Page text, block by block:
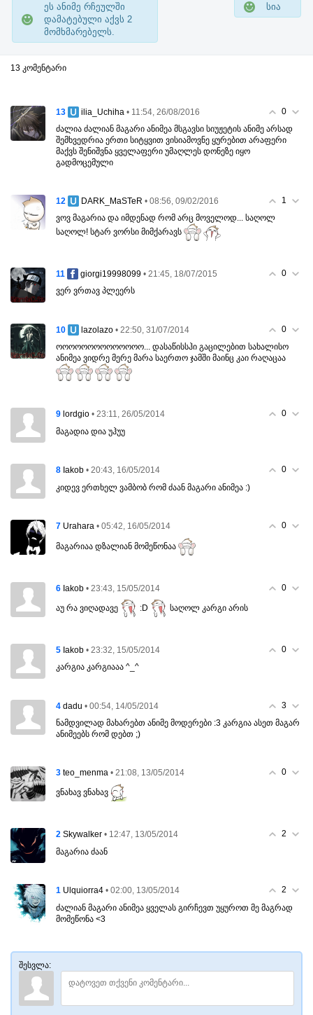
ეს ანიმე რჩეულში
დამატებული აქვს 2
მომხმარებელს.
სია
13 კომენტარი
0
13 ilia_Uchiha • 11:54, 26/08/2016
ძალია ძალიან მაგარი ანიმეა მსგავსი სიუჟეტის ანიმე არსად
შემხვედრია ერთი სიტყვით ვისიამოვნე ყურებით არაფერი
მაქვს შენიშვნა ყველაფერი უმაღლეს დონეზე იყო
გადმოცემული
1
12 DARK_MaSTeR • 08:56, 09/02/2016
ვოვ მაგარია და იმდენად რომ არც მოველოდ... საღოლ
საღოლ! სტარ ვორსი მიმქარავს
0
11 giorgi19998099 • 21:45, 18/07/2015
ვერ ვრთავ პლეერს
0
10 lazolazo • 22:50, 31/07/2014
ოოოოოოოოოოოოოო... დასაწისსჰი გაცილებით სახალისო
ანიმეა ვიდრე მერე მარა საერთო ჯამში მაინც კაი რაღაცაა
0
9 lordgio • 23:11, 26/05/2014
მაგადია დია უჰუუ
0
8 Iakob • 20:43, 16/05/2014
კიდევ ერთხელ ვამბობ რომ ძაან მაგარი ანიმეა :)
0
7 Urahara • 05:42, 16/05/2014
მაგარიაა დზალიან მომეწონაა
0
6 Iakob • 23:43, 15/05/2014
აუ რა ვიღადავე :D საღოლ კარგი არის
0
5 Iakob • 23:32, 15/05/2014
კარგია კარგიააა ^_^
3
4 dadu • 00:54, 14/05/2014
ნამდვილად მახარებთ ანიმე მოდერები :3 კარგია ასეთ მაგარ
ანიმეებს რომ დებთ ;)
0
3 teo_menma • 21:08, 13/05/2014
ვნახავ ვნახავ
2
2 Skywalker • 12:47, 13/05/2014
მაგარია ძაან
2
1 Ulquiorra4 • 02:00, 13/05/2014
ძალიან მაგარი ანიმეა ყველას გირჩევთ უყუროთ მე მაგრად
მომეწონა <3
შესვლა: